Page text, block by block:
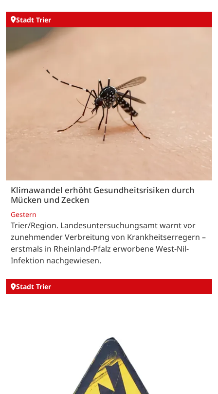
Stadt Trier
Klimawandel erhöht Gesundheitsrisiken durch
Mücken und Zecken
Gestern
Trier/Region. Landesuntersuchungsamt warnt vor
zunehmender Verbreitung von Krankheitserregern –
erstmals in Rheinland-Pfalz erworbene West-Nil-
Infektion nachgewiesen.
Stadt Trier